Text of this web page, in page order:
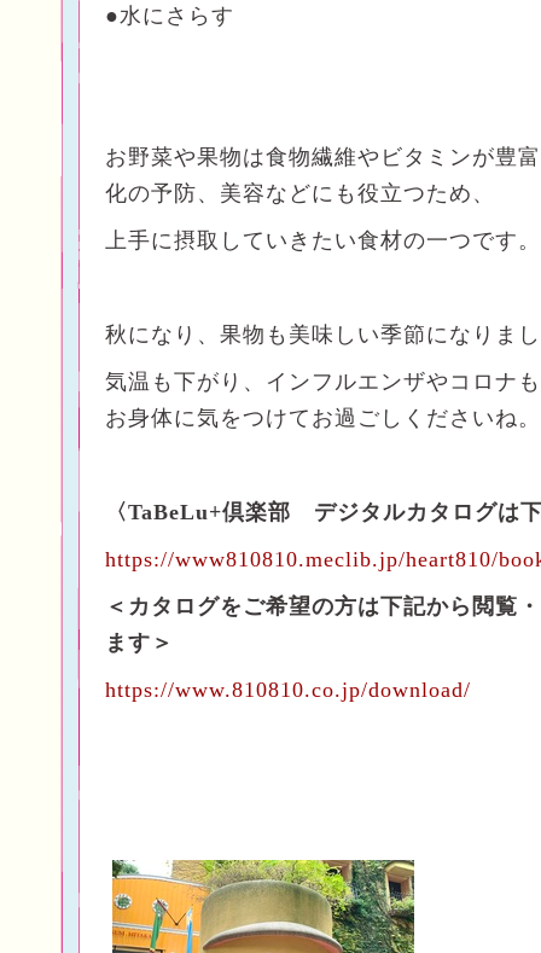
●水にさらす
お野菜や果物は食物繊維やビタミンが豊
化の予防、美容などにも役立つため、
上手に摂取していきたい食材の一つです。
秋になり、果物も美味しい季節になりま
気温も下がり、インフルエンザやコロナ
お身体に気をつけてお過ごしくださいね。
〈TaBeLu+倶楽部 デジタルカタログは
https://www810810.meclib.jp/heart810/
＜カタログをご希望の方は下記から閲覧
ます＞
https://www.810810.co.jp/download/